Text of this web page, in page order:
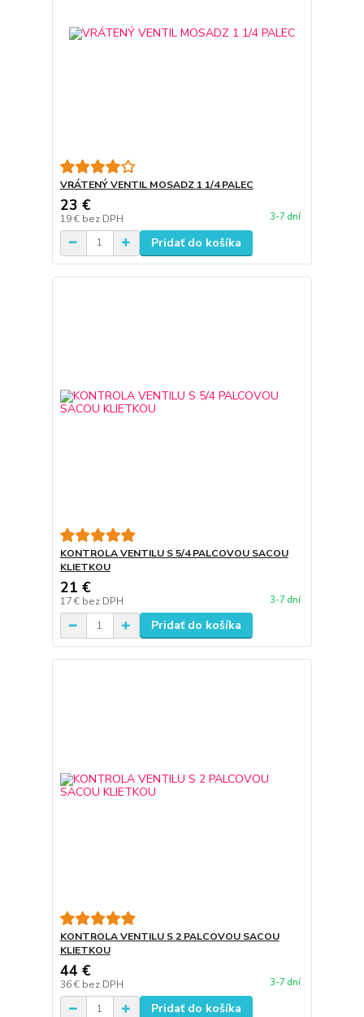
VRÁTENÝ VENTIL MOSADZ 1 1/4 PALEC
23 €
19 € bez DPH 3-7 dní
Pridať do košíka
KONTROLA VENTILU S 5/4 PALCOVOU SACOU
KLIETKOU
21 €
17 € bez DPH 3-7 dní
Pridať do košíka
KONTROLA VENTILU S 2 PALCOVOU SACOU
KLIETKOU
44 €
36 € bez DPH 3-7 dní
Pridať do košíka